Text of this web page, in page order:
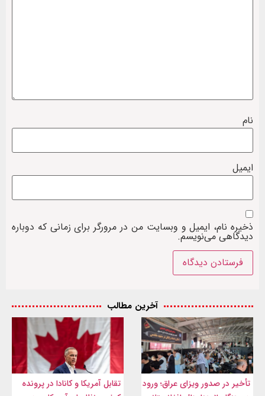
نام
ایمیل
ذخیره نام، ایمیل و وبسایت من در مرورگر برای زمانی که دوباره
دیدگاهی می‌نویسم.
آخرین مطالب
تأخیر در صدور ویزای عراق؛ ورود
تقابل آمریکا و کانادا در پرونده